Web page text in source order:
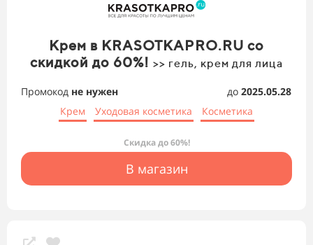
Крем в KRASOTKAPRO.RU со
скидкой до 60%! >> гель, крем для лица
Промокод не нужен до 2025.05.28
Крем
Уходовая косметика Косметика
Скидка до 60%!
В магазин